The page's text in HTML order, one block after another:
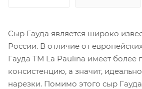
Сыр Гауда является широко
России. В отличие от
Гауда ТМ La Paulina имеет более
консистенцию, а значит,
нарезки. Помимо этого сыр